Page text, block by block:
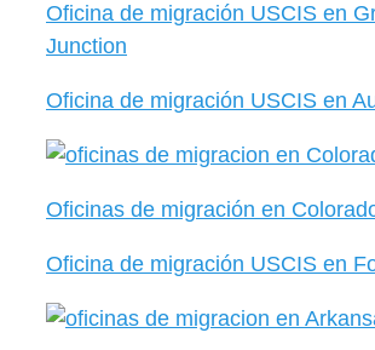
Oficina de migración USCIS en
Junction
Oficina de migración USCIS en
Oficinas de migración en
Oficina de migración USCIS en